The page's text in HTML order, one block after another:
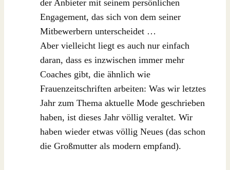
der Anbieter mit seinem persönlichen
Engagement, das sich von dem seiner
Mitbewerbern unterscheidet …
Aber vielleicht liegt es auch nur einfach
daran, dass es inzwischen immer mehr
Coaches gibt, die ähnlich wie
Frauenzeitschriften arbeiten: Was wir letztes
Jahr zum Thema aktuelle Mode geschrieben
haben, ist dieses Jahr völlig veraltet. Wir
haben wieder etwas völlig Neues (das schon
die Großmutter als modern empfand).